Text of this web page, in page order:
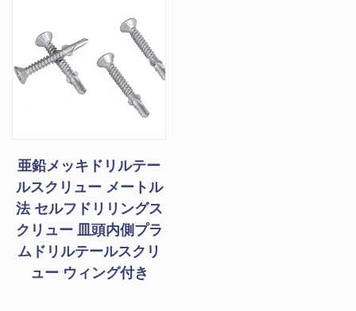
亜鉛メッキドリルテー
ルスクリュー メートル
法 セルフドリリングス
クリュー 皿頭内側プラ
ムドリルテールスクリ
ュー ウィング付き